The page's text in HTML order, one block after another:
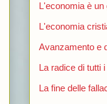
L'economia è
L'economia
Avanzamento e
La radice di tutti
La fine delle